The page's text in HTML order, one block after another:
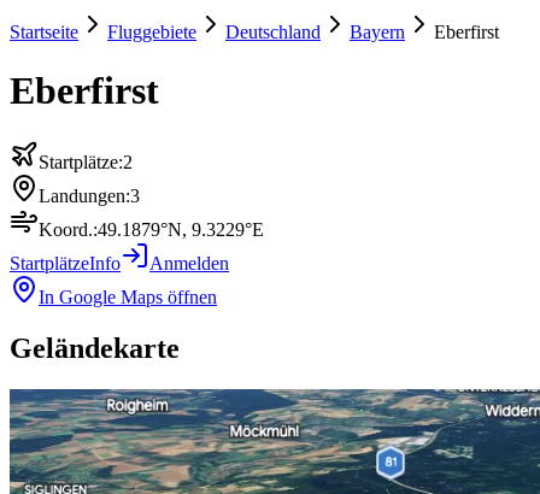
Startseite Fluggebiete Deutschland Bayern Eberfirst
Eberfirst
Startplätze:2
Landungen:3
Koord.:49.1879°N, 9.3229°E
StartplätzeInfo
Anmelden
In Google Maps öffnen
Geländekarte